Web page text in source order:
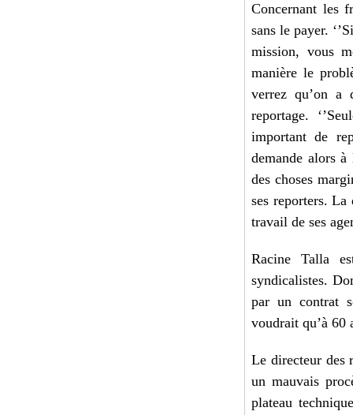
Concernant les
sans le payer.
mission, vous
manière le
verrez qu’on a
reportage.
important de
demande alors
des choses
ses reporters.
travail de ses
Racine Talla
syndicalistes.
par un contrat
voudrait qu’à 60
Le directeur des
un mauvais
plateau